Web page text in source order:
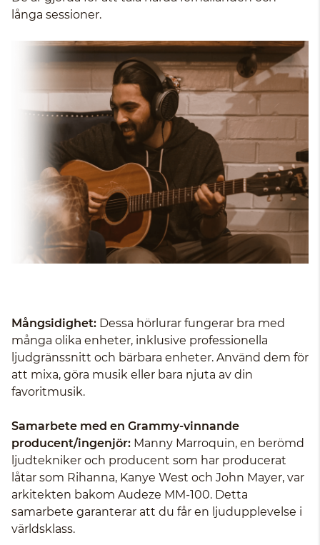
långa sessioner.
Mångsidighet: Dessa hörlurar fungerar bra med
många olika enheter, inklusive professionella
ljudgränssnitt och bärbara enheter. Använd dem för
att mixa, göra musik eller bara njuta av din
favoritmusik.
Samarbete med en Grammy-vinnande
producent/ingenjör: Manny Marroquin, en berömd
ljudtekniker och producent som har producerat
låtar som Rihanna, Kanye West och John Mayer, var
arkitekten bakom Audeze MM-100. Detta
samarbete garanterar att du får en ljudupplevelse i
världsklass.